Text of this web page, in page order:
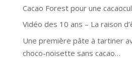
Cacao Forest pour une
Vidéo des 10 ans – La raison
Une première pâte à tartiner
choco-noisette sans cacao…